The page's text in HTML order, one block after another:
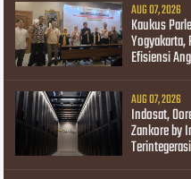
AUG 07, 2026
Kaukus
Efisiensi
AUG 07, 2026
Indosat,
Zankore by
Terintegerasi